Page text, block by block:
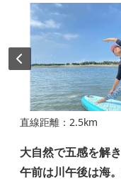
直線距離：2.5km
大自然で五感を解き
午前は川午後は海